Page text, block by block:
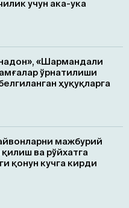
учун ака-ука
«Шармандали
ўрнатилиши
ҳуқуқларга
мажбурий
ва рўйхатга
қонун кучга кирди